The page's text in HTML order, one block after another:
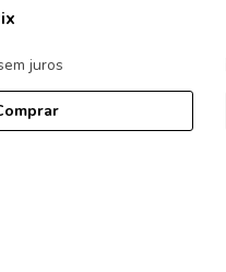
juros